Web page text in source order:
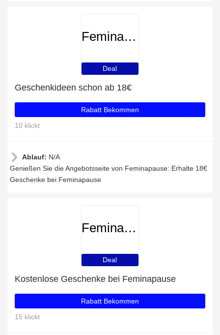
Feminapause
Deal
Geschenkideen schon ab 18€
Rabatt Bekommen
10 klickt
Ablauf: N/A
Genießen Sie die Angebotsseite von Feminapause: Erhalte 18€
Geschenke bei Feminapause
Feminapause
Deal
Kostenlose Geschenke bei Feminapause
Rabatt Bekommen
15 klickt